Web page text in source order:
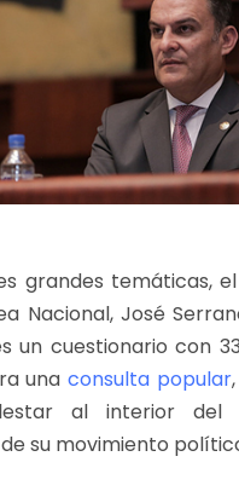
grandes temáticas,
Nacional, José
un cuestionario con
una consulta popular
al interior del
su movimiento